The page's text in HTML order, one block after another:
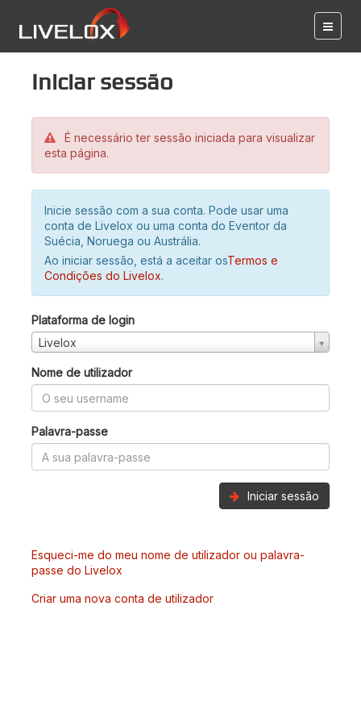
Iniciar sessão
É necessário ter sessão iniciada para visualizar
esta página.
Inicie sessão com a sua conta. Pode usar uma
conta de Livelox ou uma conta do Eventor da
Suécia, Noruega ou Austrália.
Ao iniciar sessão, está a aceitar osTermos e
Condições do Livelox.
Plataforma de login
Livelox
Nome de utilizador
Palavra-passe
Iniciar sessão
Esqueci-me do meu nome de utilizador ou palavra-
passe do Livelox
Criar uma nova conta de utilizador